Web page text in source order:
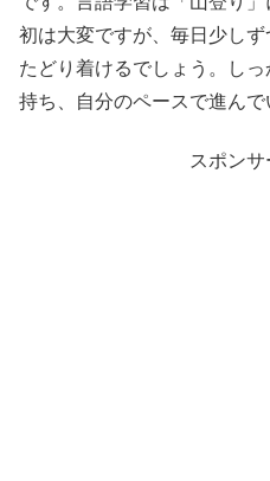
初は大変ですが、毎日少し
たどり着けるでしょう。し
持ち、自分のペースで進んで
スポンサ